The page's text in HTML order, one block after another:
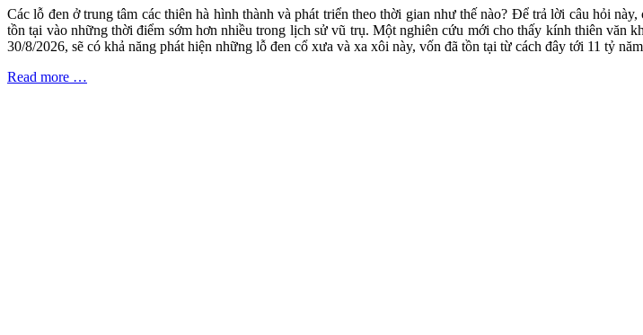
Các lỗ đen ở trung tâm các thiên hà hình thành và phát triển theo thời gian như thế nào? Để trả lời câu hỏi
tồn tại vào những thời điểm sớm hơn nhiều trong lịch sử vũ trụ. Một nghiên cứu mới cho thấy kính thiên văn
30/8/2026, sẽ có khả năng phát hiện những lỗ đen cổ xưa và xa xôi này, vốn đã tồn tại từ cách đây tới 11 tỷ
Read more …